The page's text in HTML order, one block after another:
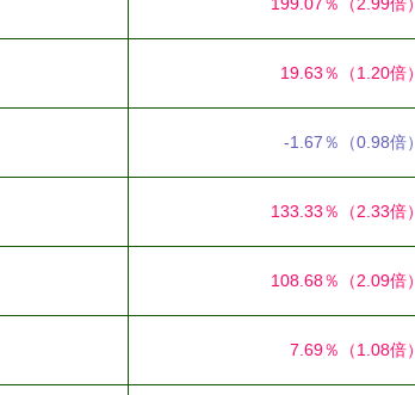
199.07％ （2.99倍）
19.63％ （1.20倍）
-1.67％ （0.98倍）
133.33％ （2.33倍）
108.68％ （2.09倍）
7.69％ （1.08倍）